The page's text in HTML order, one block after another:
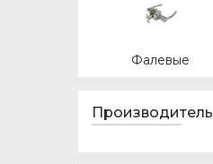
Фалевые
Производитель